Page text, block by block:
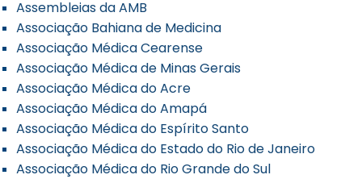
Assembleias da AMB
Associação Bahiana de Medicina
Associação Médica Cearense
Associação Médica de Minas Gerais
Associação Médica do Acre
Associação Médica do Amapá
Associação Médica do Espírito Santo
Associação Médica do Estado do Rio de Janeiro
Associação Médica do Rio Grande do Sul